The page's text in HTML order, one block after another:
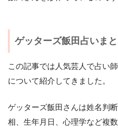
ゲッターズ飯田占いま
この記事では人気芸人で占い
について紹介してきました。
ゲッターズ飯田さんは姓名判
相、生年月日、心理学など複